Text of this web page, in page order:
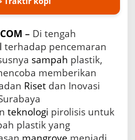
g
o
l
a
S
a
m
a
h
– Di tengah
terhadap pencemaran
sampah plastik,
memberikan
Riset dan Inovasi
teknologi pirolisis untuk
plastik yang